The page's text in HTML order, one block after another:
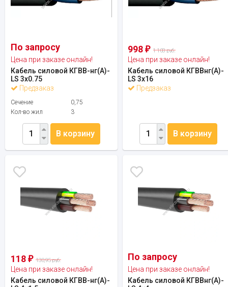
По запросу
Цена при заказе онлайн!
Кабель силовой КГВВ-нг(А)-
LS 3х0.75
Предзаказ
Сечение
0,75
Кол-во жил
3
В корзину
998₽ 1 108 руб.
Цена при заказе онлайн!
Кабель силовой КГВВнг(А)-
LS 3х16
Предзаказ
В корзину
118 ₽ 130,95 руб.
Цена при заказе онлайн!
Кабель силовой КГВВ-нг(А)-
По запросу
Цена при заказе онлайн!
Кабель силовой КГВВнг(А)-